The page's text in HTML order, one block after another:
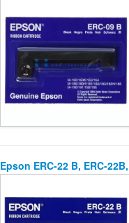
Epson ERC-22 B, ERC-